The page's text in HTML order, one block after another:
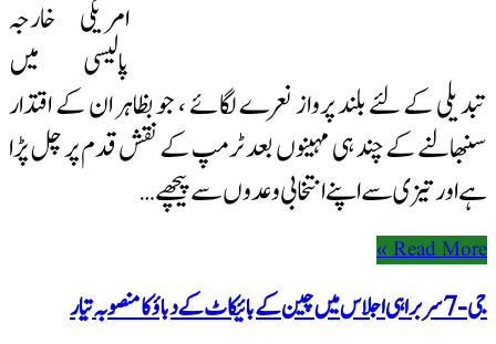
امریکی خارجہ
پالیسی میں
تبدیلی کے لئے بلند پرواز نعرے لگائے ، جو بظاہر ان کے اقتدار
سنبھالنے کے چند ہی مہینوں بعد ٹرمپ کے نقش قدم پر چل پڑا
ہے اور تیزی سے اپنے انتخابی وعدوں سے پیچھے …
Read More »
جی -7 سربراہی اجلاس میں چین کے بائیکاٹ کے دباؤ کا منصوبہ تیار